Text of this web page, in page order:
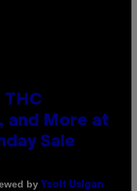
THC
and More at
Sale
by Ysolt Usigan